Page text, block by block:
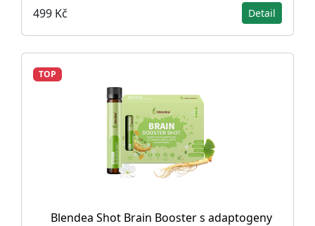
499 Kč Detail
TOP
Blendea Shot Brain Booster s adaptogeny